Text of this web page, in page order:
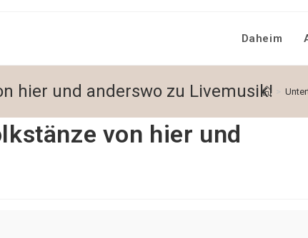
Daheim
hier und anderswo zu Livemusik! >
von hier und